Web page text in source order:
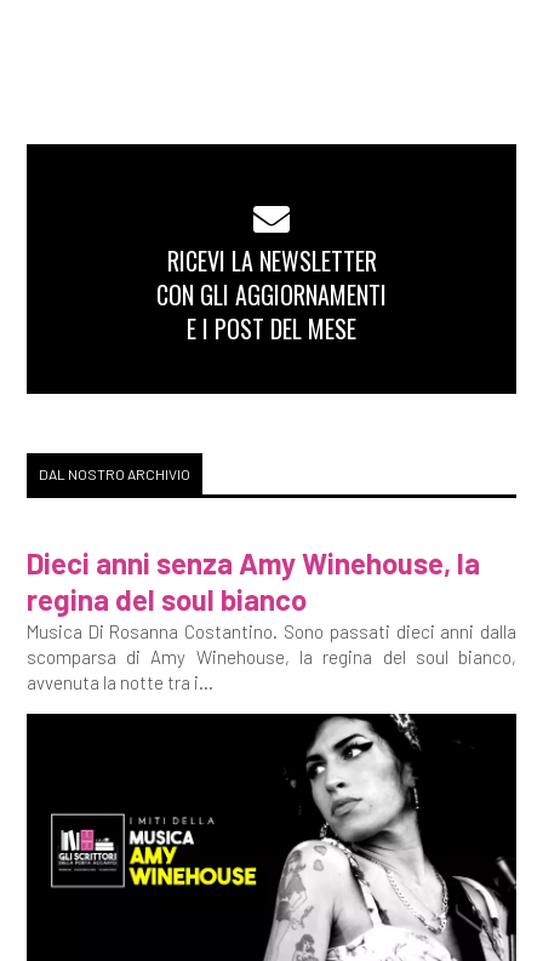
RICEVI LA NEWSLETTER
CON GLI AGGIORNAMENTI
E I POST DEL MESE
DAL NOSTRO ARCHIVIO
Dieci anni senza Amy Winehouse, la
regina del soul bianco
Musica Di Rosanna Costantino. Sono passati dieci anni dalla
scomparsa di Amy Winehouse, la regina del soul bianco,
avvenuta la notte tra i...